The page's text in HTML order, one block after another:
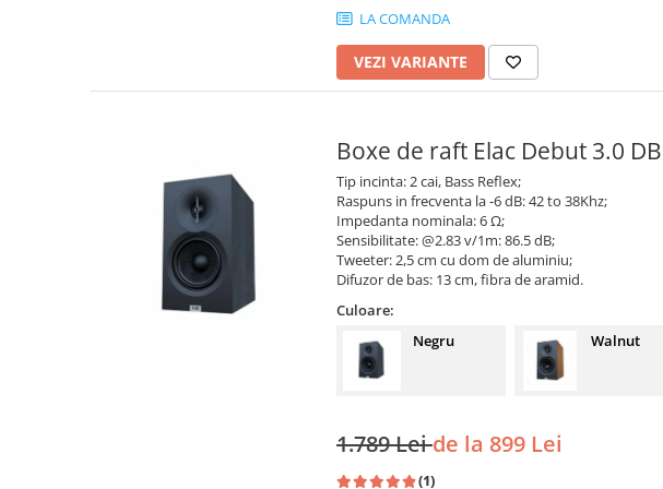
LA COMANDA
VEZI VARIANTE
Boxe de raft Elac Debut 3.0
Tip incinta: 2 cai, Bass Reflex;
Raspuns in frecventa la -6 dB: 42 to 38Khz;
Impedanta nominala: 6 Ω;
Sensibilitate: @2.83 v/1m: 86.5 dB;
Tweeter: 2,5 cm cu dom de aluminiu;
Difuzor de bas: 13 cm, fibra de aramid.
Culoare:
Negru
Walnut
1.789 Leide la 899 Lei
(1)